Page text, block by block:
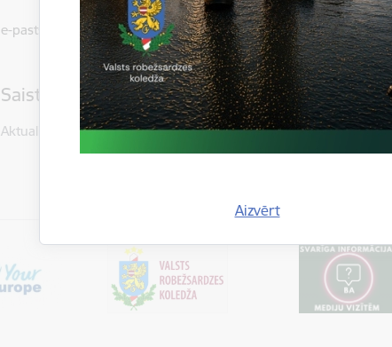
Aizvērt
e-pasts: laura.purina@rs.gov.lv
Saistītas tēmas
Aktualitātes: Vizītes un tikšanās